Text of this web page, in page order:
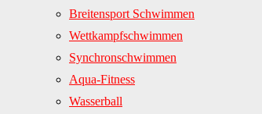
Breitensport Schwimmen
Wettkampfschwimmen
Synchronschwimmen
Aqua-Fitness
Wasserball